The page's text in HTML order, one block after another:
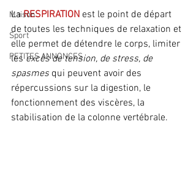
Maison
Sport
PETITES ANNONCES
La RESPIRATION est le point de départ
de toutes les techniques de relaxation et
elle permet de détendre le corps, limiter
les excès de tension, de stress, de
spasmes qui peuvent avoir des
répercussions sur la digestion, le
fonctionnement des viscères, la
stabilisation de la colonne vertébrale.